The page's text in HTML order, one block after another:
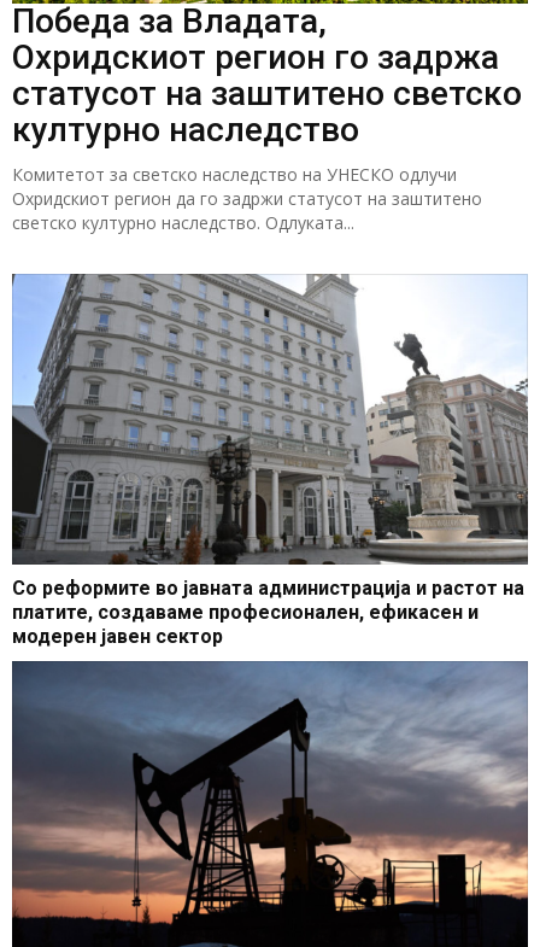
Победа за Владата,
Охридскиот регион го задржа
статусот на заштитено светско
културно наследство
Комитетот за светско наследство на УНЕСКО одлучи
Охридскиот регион да го задржи статусот на заштитено
светско културно наследство. Одлуката...
Со реформите во јавната администрација и растот на
платите, создаваме професионален, ефикасен и
модерен јавен сектор